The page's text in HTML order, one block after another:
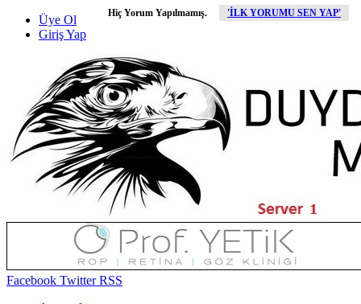
Üye Ol
Giriş Yap
Facebook TwitterRSS
Hiç Yorum Yapılmamış. 'İLK YORUMU SEN YAP'